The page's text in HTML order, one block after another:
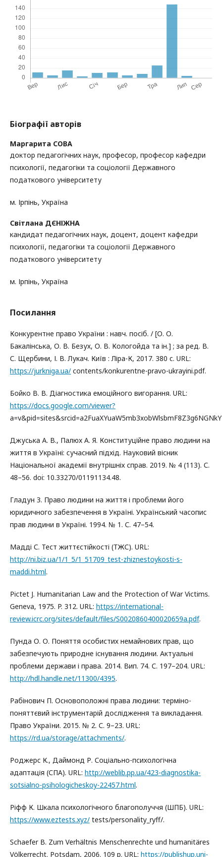
Біографії авторів
Маргарита СОВА
доктор педагогічних наук, професор, професор кафедри
психології, педагогіки та соціології Державного
податкового університету
м. Ірпінь, Україна
Світлана ДЄНІЖНА
кандидат педагогічних наук, доцент, доцент кафедри
психології, педагогіки та соціології Державного
податкового університету
м. Ірпінь, Україна
Посилання
Конкурентне право України : навч. посіб. / [О. О.
Бакалінська, О. В. Безух, О. В. Кологойда та ін.] ; за ред. В.
С. Щербини, І. В. Лукач. Київ : Ліра-К, 2017. 380 с. URL:
https://jurkniga.ua/ contents/konkurentne-pravo-ukrayini.pdf.
Бойко В. В. Діагностика емоційного вигорання. URL:
https://docs.google.com/viewer?
Джуська А. В., Палюх А. Я. Конституційне право людини на
життя в Україні: сучасний підхід. Науковий вісник
Національної академії внутрішніх справ. 2019. № 4 (113). С.
48–56. doi: 10.33270/01191134.48.
Гладун З. Право людини на життя і проблеми його
юридичного забезпечення в Україні. Український часопис
прав людини в Україні. 1994. № 1. С. 47–54.
Мадді С. Тест життєстійкості (ТЖС). URL:
http://ni.biz.ua/1/1_5/1_51709_test-zhiznestoykosti-s-
maddi.html.
Pictet J. Humanitarian Law and the Protection of War Victims.
Geneva, 1975. P. 312. URL: https://international-
review.icrc.org/sites/default/files/S0020860400020659a.pdf.
Пунда О. О. Поняття особистих немайнових прав, що
забезпечують природне існування людини. Актуальні
проблеми держави і права. 2014. Вип. 74. С. 197–204. URL:
http://hdl.handle.net/11300/4395.
Рабінович П. Основоположні права людини: терміно-
поняттєвий інструментарій дослідження та викладання.
Право України. 2015. № 2. С. 9–23. URL:
https://rd.ua/storage/attachments/.
Роджерс К., Даймонд Р. Соціально-психологічна
адаптація (СПА). URL: http://weblib.pp.ua/423-diagnostika-
sotsialno-psihologicheskoy-22457.html.
Ріфф К. Шкала психологічного благополуччя (ШПБ). URL:
https://www.eztests.xyz/ tests/personality_ryff/.
Schaefer B. Zum Verhältnis Menschenrechte und humanitäres
Völkerrecht. Potsdam, 2006. 109 p. URL: https://publishup.uni-